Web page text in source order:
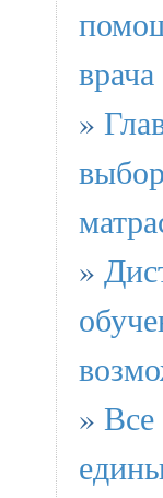
врача
»
»
» Все